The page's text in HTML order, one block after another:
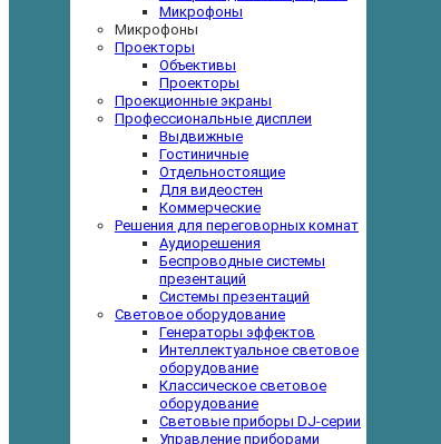
Микрофоны
Микрофоны
Проекторы
Объективы
Проекторы
Проекционные экраны
Профессиональные дисплеи
Выдвижные
Гостиничные
Отдельностоящие
Для видеостен
Коммерческие
Решения для переговорных комнат
Аудиорешения
Беспроводные системы
презентаций
Системы презентаций
Световое оборудование
Генераторы эффектов
Интеллектуальное световое
оборудование
Классическое световое
оборудование
Световые приборы DJ-серии
Управление приборами